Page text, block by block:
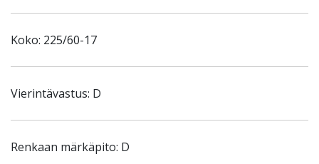
Koko: 225/60-17
Vierintävastus: D
Renkaan märkäpito: D